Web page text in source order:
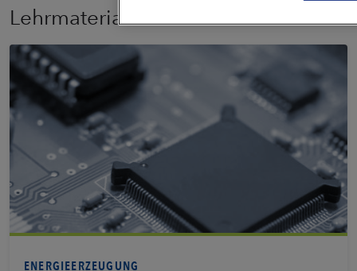
Lehrmaterial
ENERGIEERZEUGUNG
PDF anzeigen